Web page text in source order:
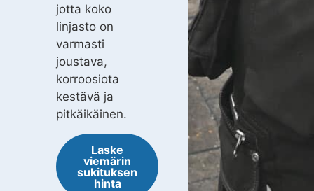
jotta koko
linjasto on
varmasti
joustava,
korroosiota
kestävä ja
pitkäikäinen.
Laske
viemärin
sukituksen
hinta